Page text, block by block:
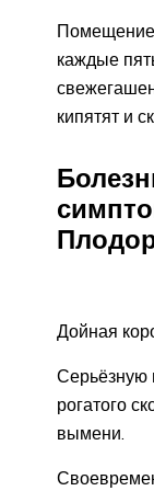
Помещение
каждые
кипятят и
Дойная
Серьёзную
рогатого
вымени.